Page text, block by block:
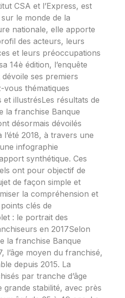
CSA et l’Express, est
le monde de la
nationale, elle apporte
des acteurs, leurs
et leurs préoccupations
14è édition, l’enquête
ses premiers
vous thématiques
et illustrésLes résultats de
la franchise Banque
désormais dévoilés
l’été 2018, à travers une
infographie
synthétique. Ces
ont pour objectif de
de façon simple et
la compréhension et
clés de
: le portrait des
en 2017Selon
la franchise Banque
l’âge moyen du franchisé,
depuis 2015. La
par tranche d’âge
grande stabilité, avec près